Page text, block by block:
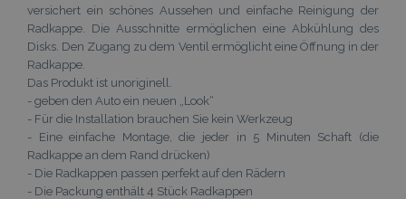
versichert ein schönes Aussehen und einfache Reinigung der
Radkappe. Die Ausschnitte ermöglichen eine Abkühlung des
Disks. Den Zugang zu dem Ventil ermöglicht eine Öffnung in der
Radkappe.
Das Produkt ist unoriginell.
- geben den Auto ein neuen „Look“
- Für die Installation brauchen Sie kein Werkzeug
- Eine einfache Montage, die jeder in 5 Minuten Schaft (die
Radkappe an dem Rand drücken)
- Die Radkappen passen perfekt auf den Rädern
- Die Packung enthält 4 Stück Radkappen